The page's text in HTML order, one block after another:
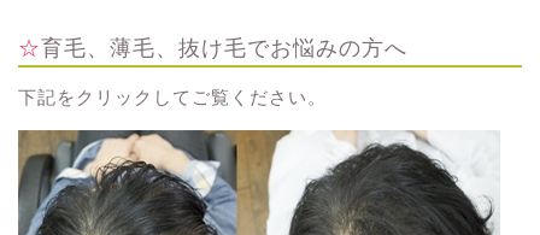
☆育毛、薄毛、抜け毛でお悩みの方へ
下記をクリックしてご覧ください。